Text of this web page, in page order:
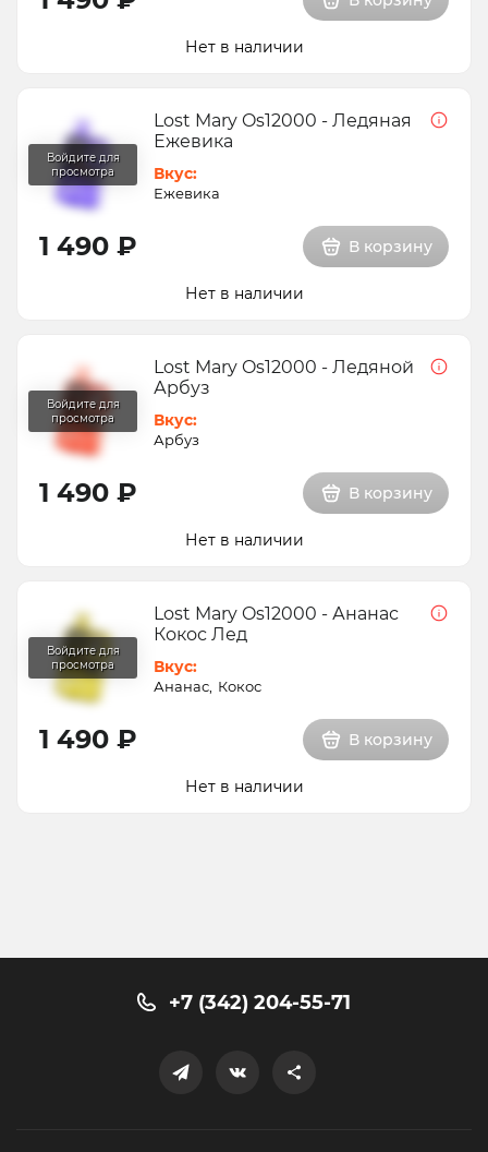
Нет в наличии
Lost Mary Os12000 - Ледяная
Ежевика
Вкус:
Ежевика
1 490 ₽ В корзину
Нет в наличии
Lost Mary Os12000 - Ледяной
Арбуз
Вкус:
Арбуз
1 490 ₽ В корзину
Нет в наличии
Lost Mary Os12000 - Ананас
Кокос Лед
Вкус:
Ананас Кокос
1 490 ₽ В корзину
Нет в наличии
+7 (342) 204-55-71